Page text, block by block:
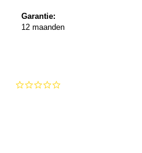
Garantie:
12 maanden